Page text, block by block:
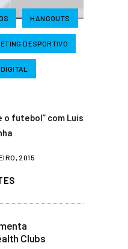
HANGOUTS
DESPORTIVO
o futebol” com Luís
2015
Clubs